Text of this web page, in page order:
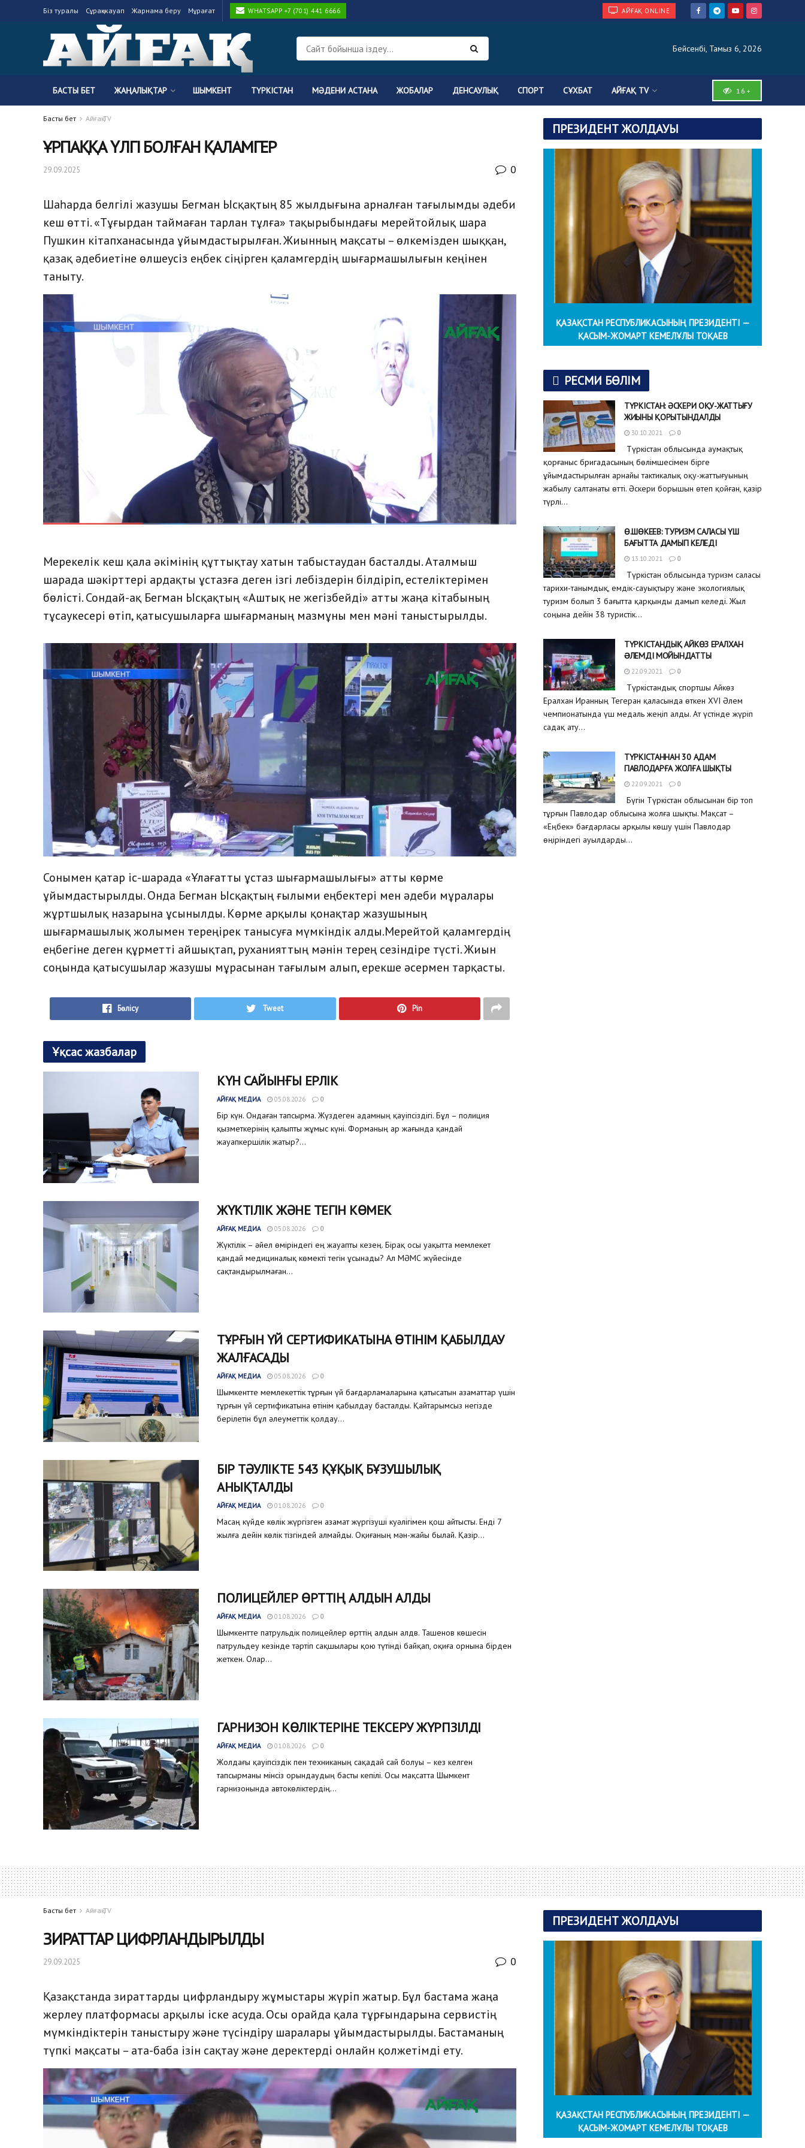
Біз туралы Сұрақ-жауап Жарнама беру Мұрағат WHATSAPP +7 (701) 441 6666 АЙҒАҚ ONLINE
Бейсенбі, Тамыз 6, 2026
БАСТЫ БЕТ ЖАҢАЛЫҚТАР ШЫМКЕНТ ТҮРКІСТАН МӘДЕНИ АСТАНА ЖОБАЛАР ДЕНСАУЛЫҚ СПОРТ СҰХБАТ АЙҒАҚ TV 16+
Басты бет Айғақ TV
ҰРПАҚҚА ҮЛГІ БОЛҒАН ҚАЛАМГЕР
29.09.2025 0
Шаһарда белгілі жазушы Бегман Ысқақтың 85 жылдығына арналған тағылымды әдеби
кеш өтті. «Тұғырдан таймаған тарлан тұлға» тақырыбындағы мерейтойлық шара
Пушкин кітапханасында ұйымдастырылған. Жиынның мақсаты – өлкемізден шыққан,
қазақ әдебиетіне өлшеусіз еңбек сіңірген қаламгердің шығармашылығын кеңінен
таныту.
Мерекелік кеш қала әкімінің құттықтау хатын табыстаудан басталды. Аталмыш
шарада шәкірттері ардақты ұстазға деген ізгі лебіздерін білдіріп, естеліктерімен
бөлісті. Сондай-ақ Бегман Ысқақтың «Аштық не жегізбейді» атты жаңа кітабының
тұсаукесері өтіп, қатысушыларға шығарманың мазмұны мен мәні таныстырылды.
Сонымен қатар іс-шарада «Ұлағатты ұстаз шығармашылығы» атты көрме
ұйымдастырылды. Онда Бегман Ысқақтың ғылыми еңбектері мен әдеби мұралары
жұртшылық назарына ұсынылды. Көрме арқылы қонақтар жазушының
шығармашылық жолымен тереңірек танысуға мүмкіндік алды.Мерейтой қаламгердің
еңбегіне деген құрметті айшықтап, руханияттың мәнін терең сезіндіре түсті. Жиын
соңында қатысушылар жазушы мұрасынан тағылым алып, ерекше әсермен тарқасты.
Бөлісу Tweet Pin
Ұқсас жазбалар
КҮН САЙЫНҒЫ ЕРЛІК
АЙҒАҚ МЕДИА 05.08.2026 0
Бір күн. Ондаған тапсырма. Жүздеген адамның қауіпсіздігі. Бұл – полиция
қызметкерінің қалыпты жұмыс күні. Форманың ар жағында қандай
жауапкершілік жатыр?...
ЖҮКТІЛІК ЖӘНЕ ТЕГІН КӨМЕК
АЙҒАҚ МЕДИА 05.08.2026 0
Жүктілік – әйел өміріндегі ең жауапты кезең. Бірақ осы уақытта мемлекет
қандай медициналық көмекті тегін ұсынады? Ал МӘМС жүйесінде
сақтандырылмаған...
ТҰРҒЫН ҮЙ СЕРТИФИКАТЫНА ӨТІНІМ ҚАБЫЛДАУ
ЖАЛҒАСАДЫ
АЙҒАҚ МЕДИА 05.08.2026 0
Шымкентте мемлекеттік тұрғын үй бағдарламаларына қатысатын азаматтар үшін
тұрғын үй сертификатына өтінім қабылдау басталды. Қайтарымсыз негізде
берілетін бұл әлеуметтік қолдау...
БІР ТӘУЛІКТЕ 543 ҚҰҚЫҚ БҰЗУШЫЛЫҚ
АНЫҚТАЛДЫ
АЙҒАҚ МЕДИА 01.08.2026 0
Масаң күйде көлік жүргізген азамат жүргізуші куәлігімен қош айтысты. Енді 7
жылға дейін көлік тізгіндей алмайды. Оқиғаның мән-жайы былай. Қазір...
ПОЛИЦЕЙЛЕР ӨРТТІҢ АЛДЫН АЛДЫ
АЙҒАҚ МЕДИА 01.08.2026 0
Шымкентте патрульдік полицейлер өрттің алдын алдв. Ташенов көшесін
патрульдеу кезінде тәртіп сақшылары қою түтінді байқап, оқиға орнына бірден
жеткен. Олар...
ГАРНИЗОН КӨЛІКТЕРІНЕ ТЕКСЕРУ ЖҮРГІЗІЛДІ
АЙҒАҚ МЕДИА 01.08.2026 0
Жолдағы қауіпсіздік пен техниканың сақадай сай болуы – кез келген
тапсырманы мінсіз орындаудың басты кепілі. Осы мақсатта Шымкент
гарнизонында автокөліктердің...
ПРЕЗИДЕНТ ЖОЛДАУЫ
ҚАЗАҚСТАН РЕСПУБЛИКАСЫНЫҢ ПРЕЗИДЕНТІ —
ҚАСЫМ-ЖОМАРТ КЕМЕЛҰЛЫ ТОҚАЕВ
РЕСМИ БӨЛІМ
ТҮРКІСТАН: ӘСКЕРИ ОҚУ-ЖАТТЫҒУ
ЖИЫНЫ ҚОРЫТЫНДАЛДЫ
30.10.2021 0
Түркістан облысында аумақтық
қорғаныс бригадасының бөлімшесімен бірге
ұйымдастырылған арнайы тактикалық оқу-жаттығуының
жабылу салтанаты өтті. Әскери борышын өтеп қойған, қазір
түрлі...
Ө.ШӨКЕЕВ: ТУРИЗМ САЛАСЫ ҮШ
БАҒЫТТА ДАМЫП КЕЛЕДІ
13.10.2021 0
Түркістан облысында туризм саласы
тарихи-танымдық, емдік-сауықтыру және экологиялық
туризм болып 3 бағытта қарқынды дамып келеді. Жыл
соңына дейін 38 туристік...
ТҮРКІСТАНДЫҚ АЙКӨЗ ЕРАЛХАН
ƏЛЕМДІ МОЙЫНДАТТЫ
22.09.2021 0
Түркістандық спортшы Айкөз
Ералхан Иранның Тегеран қаласында өткен XVI Әлем
чемпионатында үш медаль жеңіп алды. Ат үстінде жүріп
садақ ату...
ТҮРКІСТАННАН 30 АДАМ
ПАВЛОДАРҒА ЖОЛҒА ШЫҚТЫ
22.09.2021 0
Бүгін Түркістан облысынан бір топ
тұрғын Павлодар облысына жолға шықты. Мақсат –
«Еңбек» бағдарласы арқылы көшу үшін Павлодар
өңіріндегі ауылдарды...
Басты бет Айғақ TV
ЗИРАТТАР ЦИФРЛАНДЫРЫЛДЫ
29.09.2025 0
Қазақстанда зираттарды цифрландыру жұмыстары жүріп жатыр. Бұл бастама жаңа
жерлеу платформасы арқылы іске асуда. Осы орайда қала тұрғындарына сервистің
мүмкіндіктерін таныстыру және түсіндіру шаралары ұйымдастырылды. Бастаманың
түпкі мақсаты – ата-баба ізін сақтау және деректерді онлайн қолжетімді ету.
ПРЕЗИДЕНТ ЖОЛДАУЫ
ҚАЗАҚСТАН РЕСПУБЛИКАСЫНЫҢ ПРЕЗИДЕНТІ —
ҚАСЫМ-ЖОМАРТ КЕМЕЛҰЛЫ ТОҚАЕВ